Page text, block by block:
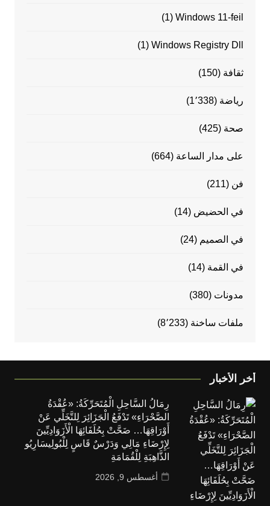
Windows 11-feil
(1)
Windows Registry Dll
(1)
ثقافة (150)
رياضة (1٬338)
صحة (425)
على مدار الساعة (664)
فن (211)
في الحضيض (14)
في الصميم (24)
في القمة (14)
مدونات (380)
ملفات ساخنة (8٬233)
أخر الأخبار
رِمَالُ السَّاحِلِ الْمُتَحَرِّكَةُ: «عُقْدَةُ
الصَّحْرَاءِ» تَدْفَعُ الْجَزَائِرَ لِلتَّخَلِّي عَنْ
أَوْرَاقِهَا… ضَحَّتْ بِحُلَفَائِهَا الْأَزَوَادِيِّينَ
لِإِرْضَاءِ مَالِي وَدَرْسٌ قَاسٍ لِلْبُولِيسَارِيُو
الذَّاهِبَةِ لِلْقُمَامَةِ
أغسطس 9, 2026